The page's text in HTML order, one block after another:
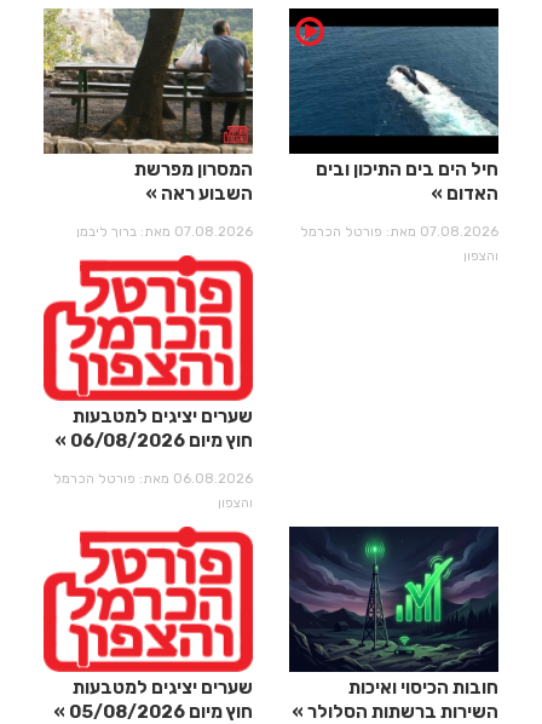
חיל הים בים התיכון ובים
האדום
07.08.2026 מאת: פורטל הכרמל
והצפון
המסרון מפרשת
השבוע ראה
07.08.2026 מאת: ברוך ליבמן
שערים יציגים למטבעות
חוץ מיום 06/08/2026
06.08.2026 מאת: פורטל הכרמל
והצפון
חובות הכיסוי ואיכות
השירות ברשתות הסלולר
שערים יציגים למטבעות
חוץ מיום 05/08/2026